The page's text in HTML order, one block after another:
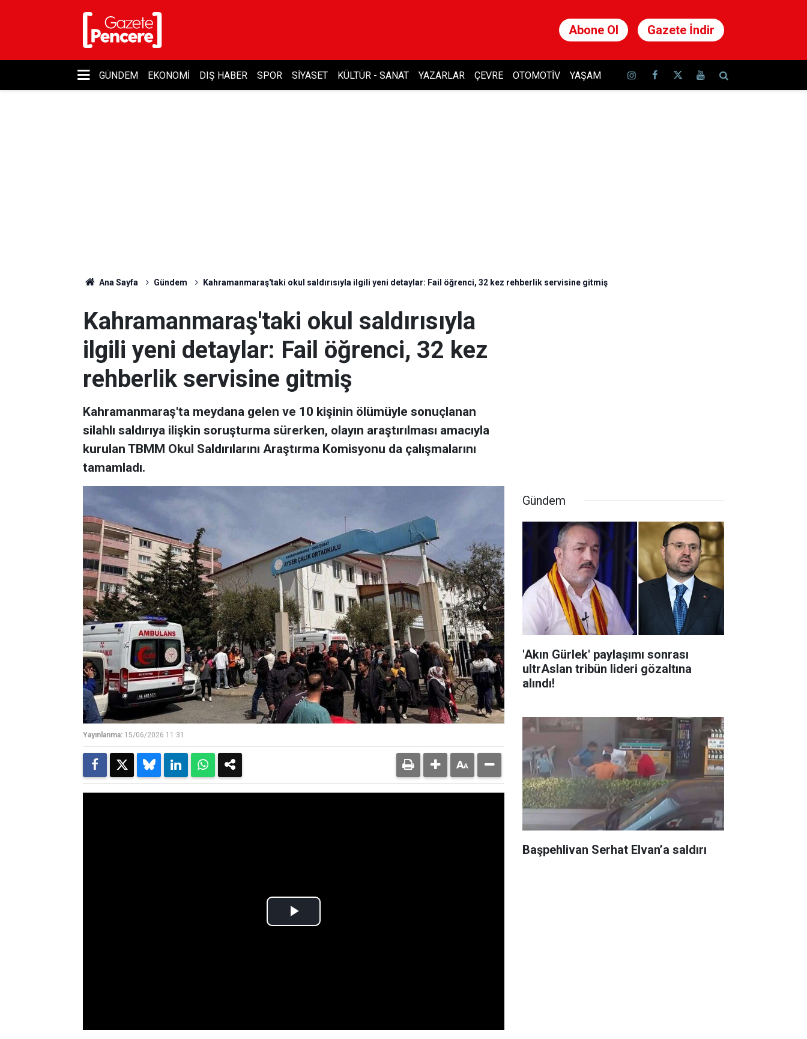
Abone Ol Gazete İndir
GÜNDEM EKONOMI DIŞ HABER SPOR SIYASET KÜLTÜR - SANAT YAZARLAR ÇEVRE OTOMOTIV YAŞAM
Ana Sayfa Gündem Kahramanmaraş'taki okul saldırısıyla ilgili yeni detaylar: Fail öğrenci, 32 kez rehberlik servisine gitmiş
Kahramanmaraş'taki okul saldırısıyla
ilgili yeni detaylar: Fail öğrenci, 32 kez
rehberlik servisine gitmiş
Kahramanmaraş'ta meydana gelen ve 10 kişinin ölümüyle sonuçlanan
silahlı saldırıya ilişkin soruşturma sürerken, olayın araştırılması amacıyla
kurulan TBMM Okul Saldırılarını Araştırma Komisyonu da çalışmalarını
tamamladı.
Yayınlanma: 15/06/2026 11:31
Gündem
'Akın Gürlek' paylaşımı sonrası
ultrAslan tribün lideri gözaltına
alındı!
Başpehlivan Serhat Elvan’a saldırı